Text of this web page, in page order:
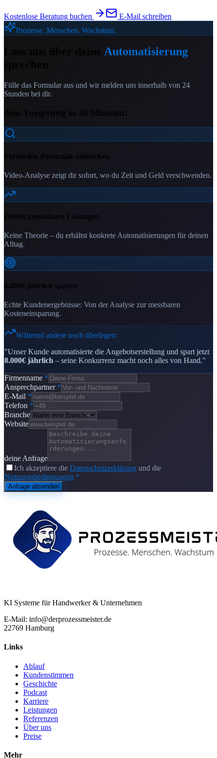
Kostenlose Beratung buchen
E-Mail schreiben
Prozesse. Menschen. Wachstum.
Automatisierung
Fülle das Formular aus und wir melden uns innerhalb von 24
Stunden bei dir.
dein Vorsprung in 30 Minuten:
Versteckte Potenziale aufdecken
Video-Analyse zeigt dir sofort, wo du Zeit und Geld verschwenden.
Direkt umsetzbare Lösungen
Keine Theorie – du erhältst konkrete Automatisierungen für deinen
Alltag.
8.000€ jährlich sparen
Echte Kundenergebnisse: Von der Analyse zur messbaren
Kosteneinsparung.
Während andere noch überlegen:
"Unser Kunde automatisierte die Angebotserstellung und spart jetzt
8.000€ jährlich – seine Konkurrenz macht noch alles von Hand."
Firmenname *
Ansprechpartner *
E-Mail *
Telefon *
Branche
Website
deine Anfrage
Ich akzeptiere die Datenschutzerklärung und die
Nutzungsbedingungen *
Anfrage absenden
KI Systeme für Handwerker & Unternehmen
E-Mail: info@derprozessmeister.de
22769 Hamburg
Links
Ablauf
Kundenstimmen
Geschichte
Podcast
Karriere
Leistungen
Referenzen
Über uns
Preise
Mehr